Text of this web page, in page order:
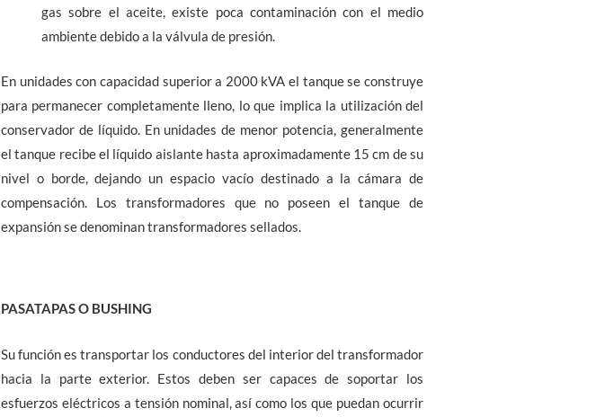
gas sobre el aceite, existe poca contaminación con el medio
ambiente debido a la válvula de presión.
En unidades con capacidad superior a 2000 kVA el tanque se construye
para permanecer completamente lleno, lo que implica la utilización del
conservador de líquido. En unidades de menor potencia, generalmente
el tanque recibe el líquido aislante hasta aproximadamente 15 cm de su
nivel o borde, dejando un espacio vacío destinado a la cámara de
compensación. Los transformadores que no poseen el tanque de
expansión se denominan transformadores sellados.
PASATAPAS O BUSHING
Su función es transportar los conductores del interior del transformador
hacia la parte exterior. Estos deben ser capaces de soportar los
esfuerzos eléctricos a tensión nominal, así como los que puedan ocurrir